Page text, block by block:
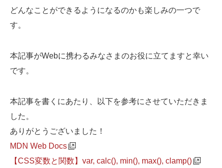
どんなことができるようになるのかも楽しみの一つで
す。
本記事がWebに携わるみなさまのお役に立てますと幸い
です。
本記事を書くにあたり、以下を参考にさせていただきま
した。
ありがとうございました！
MDN Web Docs
【CSS変数と関数】var, calc(), min(), max(), clamp()